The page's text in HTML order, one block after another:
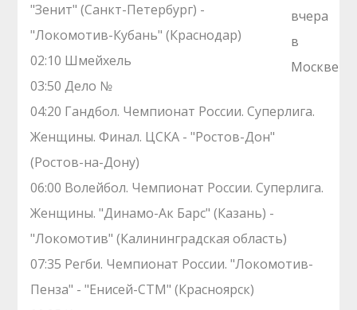
"Зенит" (Санкт-Петербург) -
"Локомотив-Кубань" (Краснодар)
02:10 Шмейхель
03:50 Дело №
04:20 Гандбол. Чемпионат России. Суперлига.
Женщины. Финал. ЦСКА - "Ростов-Дон"
(Ростов-на-Дону)
06:00 Волейбол. Чемпионат России. Суперлига.
Женщины. "Динамо-Ак Барс" (Казань) -
"Локомотив" (Калининградская область)
07:35 Регби. Чемпионат России. "Локомотив-
Пенза" - "Енисей-СТМ" (Красноярск)